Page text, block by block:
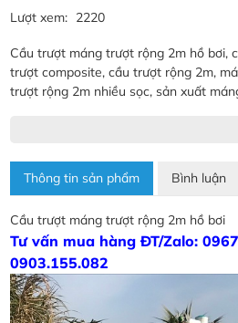
Lượt xem: 2220
Cầu trượt máng trượt rộng 2m hồ bơi,
trượt composite, cầu trượt rộng 2m,
trượt rộng 2m nhiều sọc, sản xuất
Thông tin sản phẩm Bình luận
Cầu trượt máng trượt rộng 2m hồ bơi
Tư vấn mua hàng ĐT/Zalo:
0903.155.082